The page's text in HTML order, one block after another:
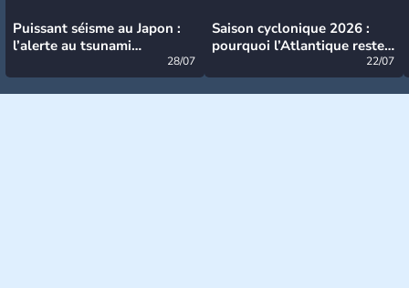
Puissant séisme au Japon :
l’alerte au tsunami
28/07
Saison cyclonique 2026 :
pourquoi l’Atlantique reste
22/07